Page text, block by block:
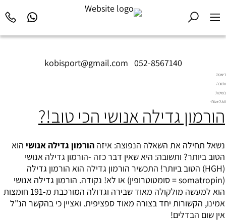
kobisport@gmail.com 052-8567140
דיאטה
ותזונה
בשיטת
Diet2All:
הורמון גדילה אנושי הכי טוב!?
נשאל תחילה את השאלה הנפוצה: איזה הורמון גדילה אנושי הוא
הטוב ביותר? ותשובה: היא שאין דבר כזה -הורמון גדילה אנושי
(HGH) הטוב ביותר! התכשיר הורמון גדילה הוא הורמון גדילה
(somatropin =
סומטוטרופין) או לא! נקודה. הורמון גדילה אנושי
הוא למעשה מולקולה מאוד שבירה וגדולה המורכבת מ-191 חומצות
אמינו, הקשורות יחד בצורה מאוד ספציפית. ואציין כי בהקשר הנ"ל
אין שום הבדלים!